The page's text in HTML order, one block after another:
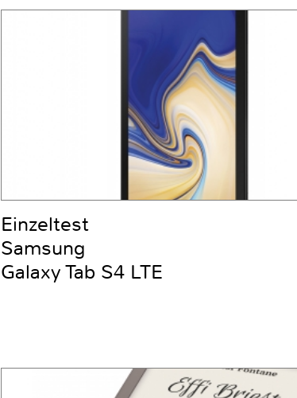
Einzeltest
Samsung
Galaxy Tab S4 LTE